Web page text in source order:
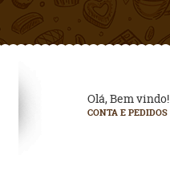
Olá, Bem vindo!
CONTA E PEDIDOS